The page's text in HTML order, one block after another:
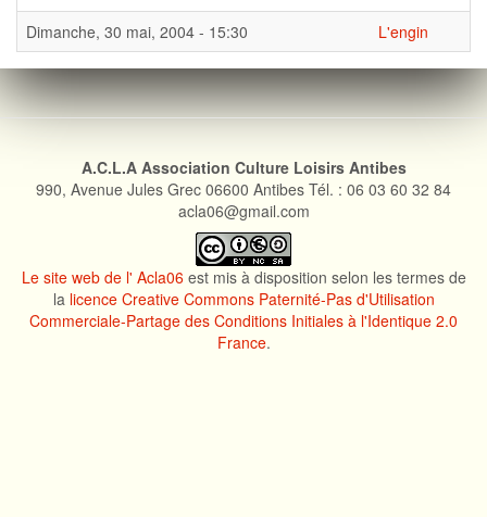
Dimanche, 30 mai, 2004 - 15:30 L'engin
A.C.L.A Association Culture Loisirs Antibes
990, Avenue Jules Grec 06600 Antibes Tél. : 06 03 60 32 84
acla06@gmail.com
Le site web de l' Acla06 est mis à disposition selon les termes de
la licence Creative Commons Paternité-Pas d'Utilisation
Commerciale-Partage des Conditions Initiales à l'Identique 2.0
France.